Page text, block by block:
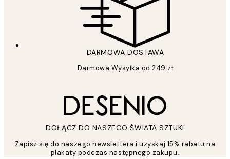
DARMOWA DOSTAWA
Darmowa Wysyłka od 249 zł
DOŁĄCZ DO NASZEGO ŚWIATA SZTUKI
Zapisz się do naszego newslettera i uzyskaj 15% rabatu na
plakaty podczas następnego zakupu.